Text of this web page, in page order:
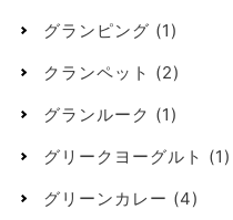
グランピング (1)
クランペット (2)
グランルーク (1)
グリークヨーグルト (1)
グリーンカレー (4)